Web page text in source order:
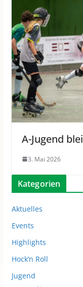
A-Jugend
3. Mai 2026
Kategorien
Aktuelles
Events
Highlights
Hock’n Roll
Jugend